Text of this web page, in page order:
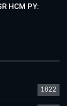
HCM PY:
1822